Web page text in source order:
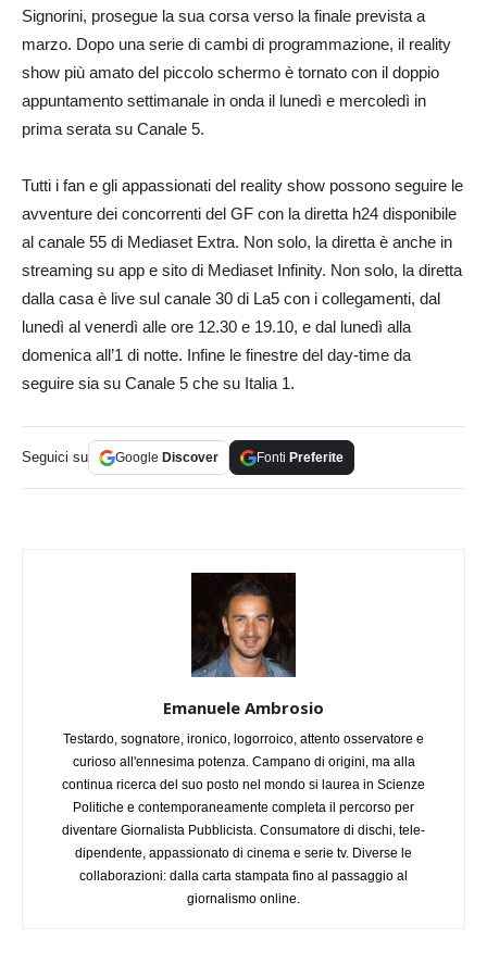
Signorini, prosegue la sua corsa verso la finale prevista a
marzo. Dopo una serie di cambi di programmazione, il reality
show più amato del piccolo schermo è tornato con il doppio
appuntamento settimanale in onda il lunedì e mercoledì in
prima serata su Canale 5.
Tutti i fan e gli appassionati del reality show possono seguire le
avventure dei concorrenti del GF con la diretta h24 disponibile
al canale 55 di Mediaset Extra. Non solo, la diretta è anche in
streaming su app e sito di Mediaset Infinity. Non solo, la diretta
dalla casa è live sul canale 30 di La5 con i collegamenti, dal
lunedì al venerdì alle ore 12.30 e 19.10, e dal lunedì alla
domenica all’1 di notte. Infine le finestre del day-time da
seguire sia su Canale 5 che su Italia 1.
Seguici su Google Discover Fonti Preferite
Emanuele Ambrosio
Testardo, sognatore, ironico, logorroico, attento osservatore e
curioso all'ennesima potenza. Campano di origini, ma alla
continua ricerca del suo posto nel mondo si laurea in Scienze
Politiche e contemporaneamente completa il percorso per
diventare Giornalista Pubblicista. Consumatore di dischi, tele-
dipendente, appassionato di cinema e serie tv. Diverse le
collaborazioni: dalla carta stampata fino al passaggio al
giornalismo online.